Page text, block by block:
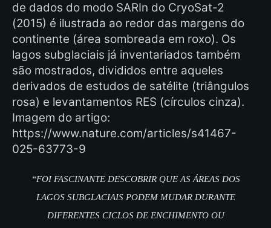
de dados do modo SARIn do CryoSat-2
(2015) é ilustrada ao redor das margens do
continente (área sombreada em roxo). Os
lagos subglaciais já inventariados também
são mostrados, divididos entre aqueles
derivados de estudos de satélite (triângulos
rosa) e levantamentos RES (círculos cinza).
Imagem do artigo:
https://www.nature.com/articles/s41467-
025-63773-9
“FOI FASCINANTE DESCOBRIR QUE AS ÁREAS DOS
LAGOS SUBGLACIAIS PODEM MUDAR DURANTE
DIFERENTES CICLOS DE ENCHIMENTO OU